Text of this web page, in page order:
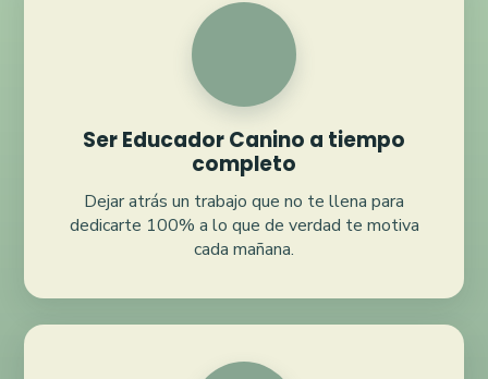
Ser Educador Canino a tiempo
completo
Dejar atrás un trabajo que no te llena para
dedicarte 100% a lo que de verdad te motiva
cada mañana.